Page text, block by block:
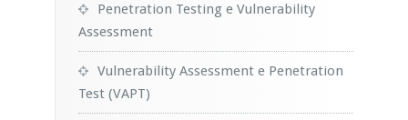
Penetration Testing e Vulnerability
Assessment
Vulnerability Assessment e Penetration
Test (VAPT)